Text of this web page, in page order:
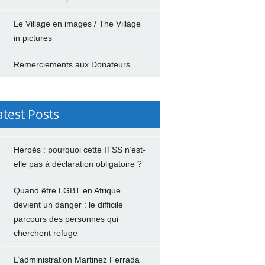
Le Village en images / The Village
in pictures
Remerciements aux Donateurs
Posts
Herpès : pourquoi cette ITSS n’est-
elle pas à déclaration obligatoire ?
Quand être LGBT en Afrique
devient un danger : le difficile
parcours des personnes qui
cherchent refuge
L’administration Martinez Ferrada